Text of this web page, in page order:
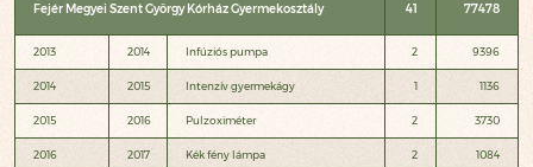
Fejér Megyei Szent György Kórház Gyermekosztály 41 77478
2013 2014 Infúziós pumpa 2 9396
2014 2015 Intenzív gyermekágy 1 1136
2015 2016 Pulzoximéter 2 3730
2016 2017 Kék fény lámpa 2 1084